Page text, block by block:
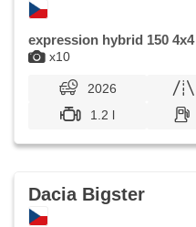
x10
expression hybrid 150 4x4
2026
1.2 l
Dacia Bigster